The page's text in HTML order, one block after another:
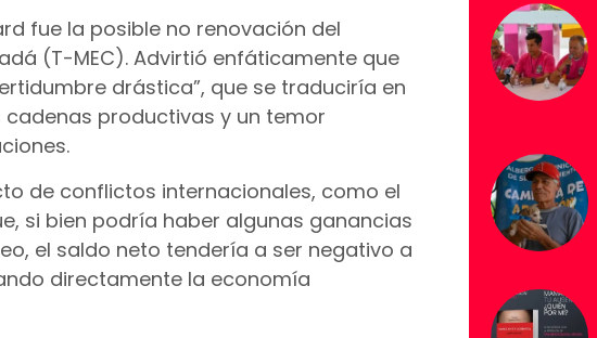
fue la posible no renovación del
(T-MEC). Advirtió enfáticamente que
drástica”, que se traduciría en
productivas y un temor
de conflictos internacionales, como el
si bien podría haber algunas ganancias
el saldo neto tendería a ser negativo a
directamente la economía